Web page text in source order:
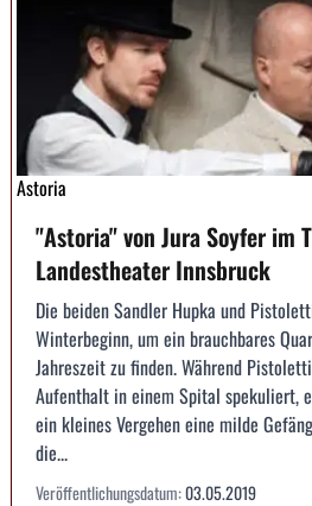
Astoria
"Astoria" von Jura Soyfer im
Landestheater Innsbruck
Die beiden Sandler Hupka und
Winterbeginn, um ein brauchbares
Jahreszeit zu finden. Während
Aufenthalt in einem Spital spekuliert,
ein kleines Vergehen eine milde
die...
Veröffentlichungsdatum:03.05.2019